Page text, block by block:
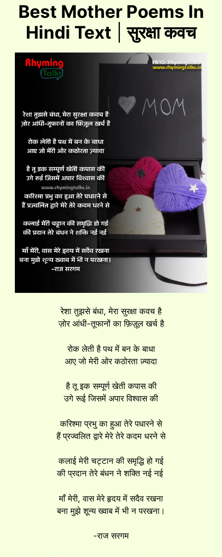
Best Mother Poems In
Hindi Text |सुरक्षा कवच
रेशा तुझसे बंधा, मेरा सुरक्षा कवच है
ज़ोर आंधी-तूफानों का फ़िज़ूल खर्च है
रोक लेती है पथ में बन के बाधा
आए जो मेरी ओर कठोरता ज़्यादा
है तू इक सम्पूर्ण खेती कपास की
उगे रूई जिसमें अपार विश्वास की
करिश्मा प्रभु का हुआ तेरे पधारने से
हैं प्रज्वलित द्वारे मेरे तेरे कदम धरने से
कलाई मेरी चट्टान की समृद्धि हो गई
की प्रदान तेरे बंधन ने शक्ति नई नई
मॉं मेरी, वास मेरे हृदय में सदैव रखना
बना मुझे शून्य ख्वाब में भी न परखना।
-राज सरगम